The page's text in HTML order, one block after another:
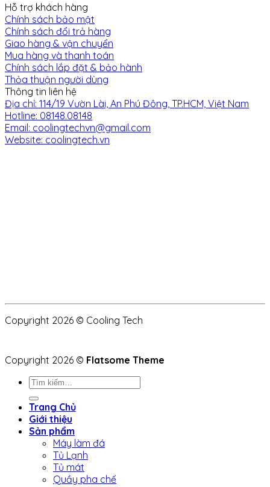
Hỗ trợ khách hàng
Chính sách bảo mật
Chính sách đổi trả hàng
Giao hàng & vận chuyển
Mua hàng và thanh toán
Chính sách lắp đặt & bảo hành
Thỏa thuận người dùng
Thông tin liên hệ
Địa chỉ: 114/19 Vườn Lài, An Phú Đông, TP.HCM, Việt Nam
Hotline: 08148.08148
Email: coolingtechvn@gmail.com
Website: coolingtech.vn
Copyright 2026 © Cooling Tech
Copyright 2026 © Flatsome Theme
Tìm
kiếm:
Trang Chủ
Giới thiệu
Sản phẩm
Máy làm đá
Tủ Lạnh
Tủ mát
Quầy pha chế